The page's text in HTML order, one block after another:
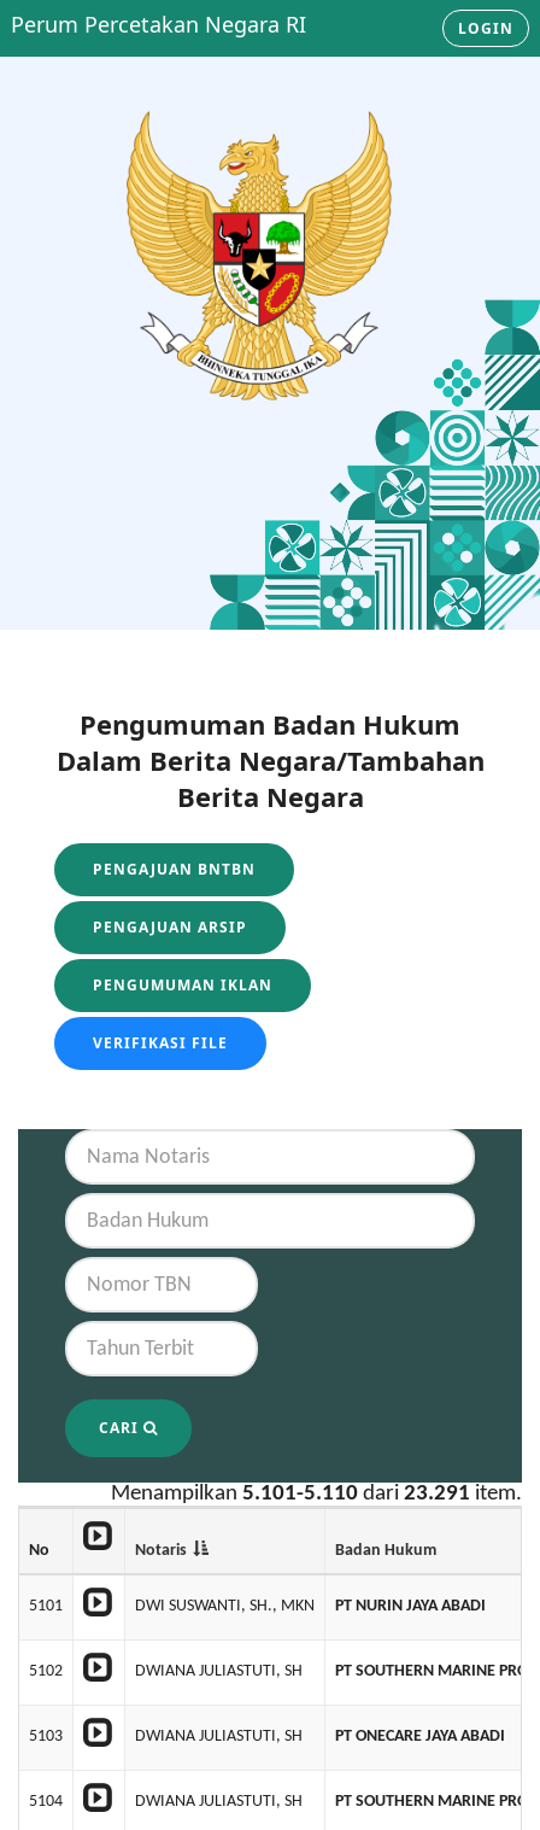
Perum Percetakan Negara RI LOGIN
Pengumuman Badan Hukum
Dalam Berita Negara/Tambahan
Berita Negara
PENGAJUAN BNTBN
PENGAJUAN ARSIP
PENGUMUMAN IKLAN
VERIFIKASI FILE
CARI
Menampilkan 5.101-5.110 dari 23.291 item.
No Notaris Badan Hukum
5101 DWI SUSWANTI, SH., MKN PT NURIN JAYA ABADI
5102 DWIANA JULIASTUTI, SH PT SOUTHERN MARINE
5103 DWIANA JULIASTUTI, SH PT ONECARE JAYA ABADI
5104 DWIANA JULIASTUTI, SH PT SOUTHERN MARINE